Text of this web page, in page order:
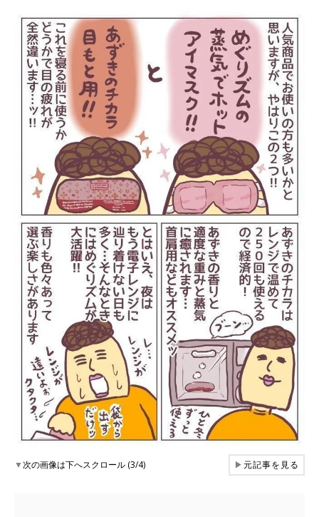
▼次の画像は下へスクロール (3/4) ▶元記事を見る